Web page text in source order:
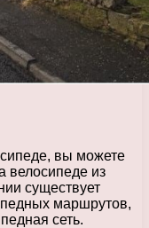
вы можете
велосипеде из
существует
маршрутов,
сеть.